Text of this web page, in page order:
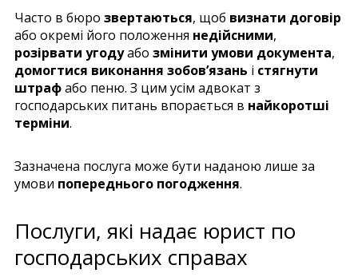
Часто в бюро звертаються, щоб визнати договір
або окремі його положення недійсними,
розірвати угодуабо змінити умови документа,
домогтися виконання зобов’язань і стягнути
штрафабо пеню. З цим усім адвокат з
господарських питань впорається в найкоротші
терміни.
Зазначена послуга може бути наданою лише за
умови попереднього погодження.
Послуги, які надає юрист по
господарських справах